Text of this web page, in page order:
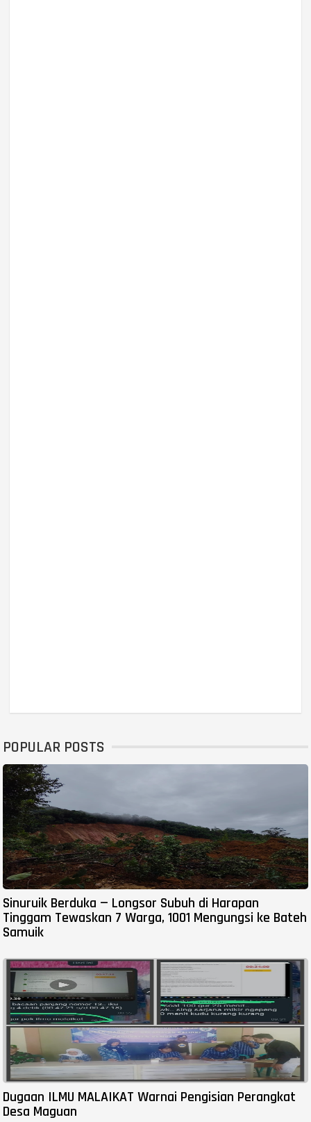
POPULAR POSTS
Sinuruik Berduka — Longsor Subuh di Harapan
Tinggam Tewaskan 7 Warga, 1001 Mengungsi ke Bateh
Samuik
Dugaan ILMU MALAIKAT Warnai Pengisian Perangkat
Desa Maguan